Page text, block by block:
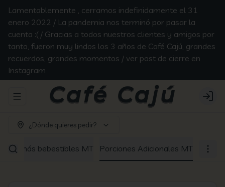
Lamentablemente , cerramos indefinidamente el 31
enero 2022 / La pandemia nos terminó por pasar la
cuenta :( / Gracias a todos nuestros clientes y amigos por
tanto, fueron muy lindos los 3 años de Café Cajú, grandes
recuerdos, grandes momentos / ver post de cierre en
Instagram
Abrir menu de navegación Login
¿Dónde quieres pedir?
demás bebestibles MT Porciones Adicionales MT